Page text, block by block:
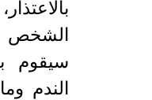
الشخص
سيقوم
الندم